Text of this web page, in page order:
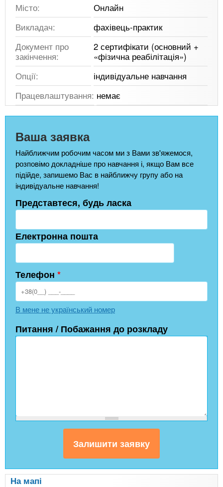
Місто:
Онлайн
Викладач:
фахівець-практик
Документ про
закінчення:
2 сертифікати (основний +
«фізична реабілітація»)
Опції:
індивідуальне навчання
Працевлаштування: немає
Ваша заявка
Найближчим робочим часом ми з Вами зв'яжемося,
розповімо докладніше про навчання і, якщо Вам все
підійде, запишемо Вас в найближчу групу або на
індивідуальне навчання!
Представтеся, будь ласка
Електронна пошта
Телефон *
В мене не український номер
Питання / Побажання до розкладу
На мапі